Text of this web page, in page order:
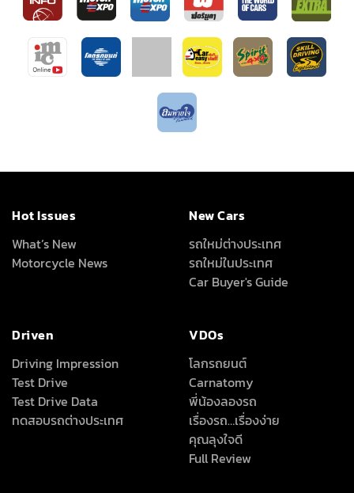
Hot Issues
What’s New
Motorcycle News
New Cars
รถใหม่ต่างประเทศ
รถใหม่ในประเทศ
Car Buyer's Guide
Driven
Driving Impression
Test Drive
Test Drive Data
ทดสอบรถต่างประเทศ
VDOs
โลกรถยนต์
Carnatomy
พี่น้องลองรถ
เรื่องรถ…เรื่องง่าย
คุณลุงใจดี
Full Review